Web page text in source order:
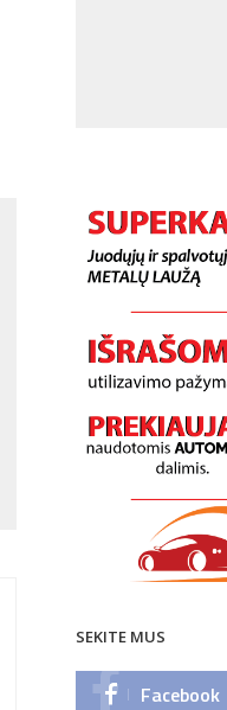
SEKITE MUS
Facebook